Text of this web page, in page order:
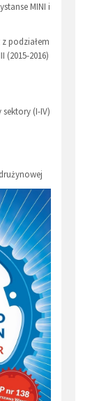
MINI i
podziałem
(2015-2016)
sektory (I-IV)